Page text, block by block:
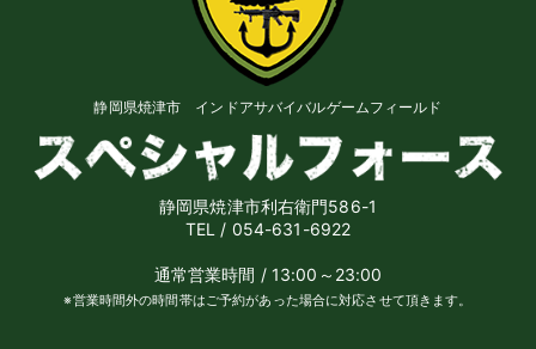
静岡県焼津市 インドアサバイバルゲームフィールド
静岡県焼津市利右衛門586-1
TEL / 054-631-6922
通常営業時間 / 13:00～23:00
※営業時間外の時間帯はご予約があった場合に対応させて頂きます。